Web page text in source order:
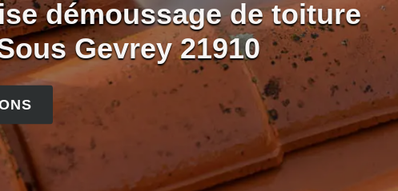
démoussage de toiture
Gevrey 21910